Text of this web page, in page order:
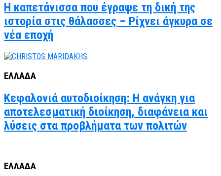
Η καπετάνισσα που έγραψε τη δική της
ιστορία στις θάλασσες – Ρίχνει άγκυρα σε
νέα εποχή
ΕΛΛΑΔΑ
Κεφαλονιά αυτοδιοίκηση: Η ανάγκη για
αποτελεσματική διοίκηση, διαφάνεια και
λύσεις στα προβλήματα των πολιτών
ΕΛΛΑΔΑ